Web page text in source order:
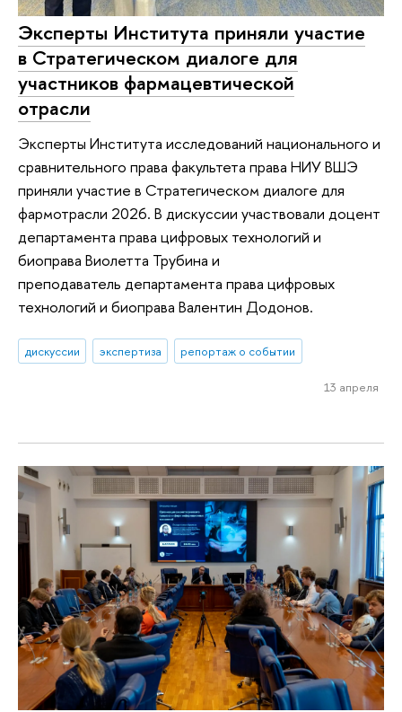
Эксперты Института приняли участие
в Стратегическом диалоге для
участников фармацевтической
отрасли
Эксперты Института исследований национального и
сравнительного права факультета права НИУ ВШЭ
приняли участие в Стратегическом диалоге для
фармотрасли 2026. В дискуссии участвовали доцент
департамента права цифровых технологий и
биоправа Виолетта Трубина и
преподаватель департамента права цифровых
технологий и биоправа Валентин Додонов.
дискуссии экспертиза репортаж о событии
13 апреля